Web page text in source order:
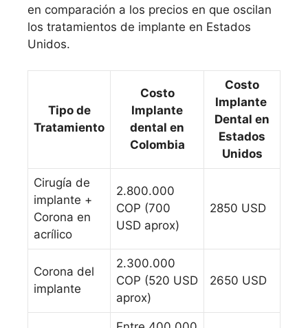
en comparación a los precios en que oscilan
los tratamientos de implante en Estados
Unidos.
Tipo de
Tratamiento
Costo
Implante
dental en
Colombia
Costo
Implante
Dental en
Estados
Unidos
Cirugía de
implante +
Corona en
acrílico
2.800.000
COP (700
USD aprox)
2850 USD
Corona del
implante
2.300.000
COP (520 USD
aprox)
2650 USD